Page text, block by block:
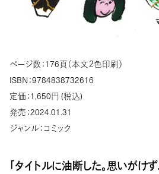
ページ数：176頁（本文２色印刷）
ISBN：9784838732616
定価：1,650円 (税込)
発売：2024.01.31
ジャンル：コミック
「タイトルに油断した。思いが